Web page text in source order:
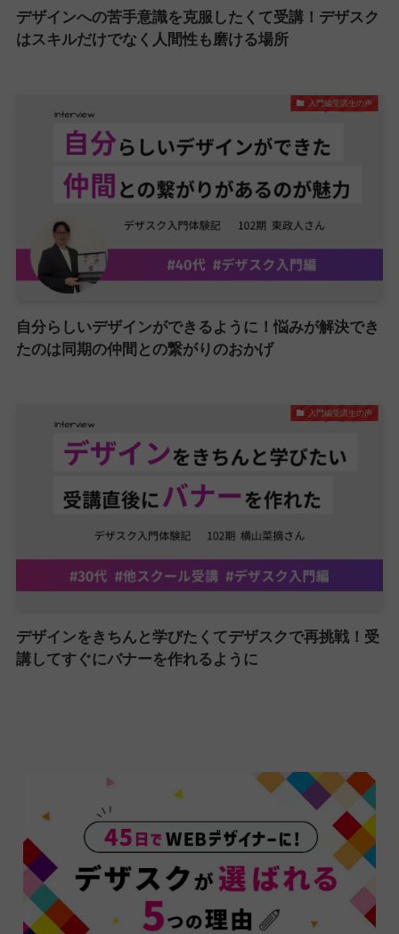
デザインへの苦手意識を克服したくて受講！デザスク
はスキルだけでなく人間性も磨ける場所
入門編受講生の声
自分らしいデザインができるように！悩みが解決でき
たのは同期の仲間との繋がりのおかげ
入門編受講生の声
デザインをきちんと学びたくてデザスクで再挑戦！受
講してすぐにバナーを作れるように